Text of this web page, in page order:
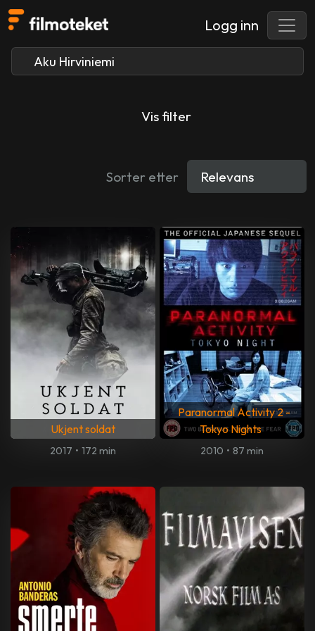
Logg inn
Vis filter
Sorter etter
Ukjent soldat
2017 • 172 min
Paranormal Activity 2 -
Tokyo Nights
2010 • 87 min